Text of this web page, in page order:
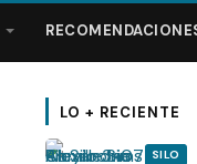
LO + RECIENTE
SILO